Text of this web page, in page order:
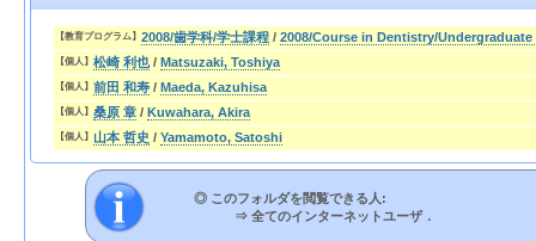
【教育プログラム】 2008/歯学科/学士課程 / 2008/Course in Dentistry/
【個人】 松崎 利也/ Matsuzaki, Toshiya
【個人】 前田 和寿 / Maeda, Kazuhisa
【個人】 桑原 章 / Kuwahara, Akira
【個人】 山本 哲史 / Yamamoto, Satoshi
◎ このフォルダを閲覧できる人:
⇒ 全てのインターネットユーザ．